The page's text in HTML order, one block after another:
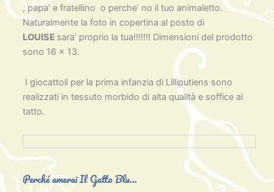
, papa’ e fratellino o perche’ no il tuo animaletto.
Naturalmente la foto in copertina al posto di
LOUISE sara’ proprio la tua!!!!!!! Dimensioni del prodotto
sono 16 x 13.
I giocattoli per la prima infanzia di Lilliputiens sono
realizzati in tessuto morbido di alta qualità e soffice al
tatto.
Perché amerai Il Gatto Blu...